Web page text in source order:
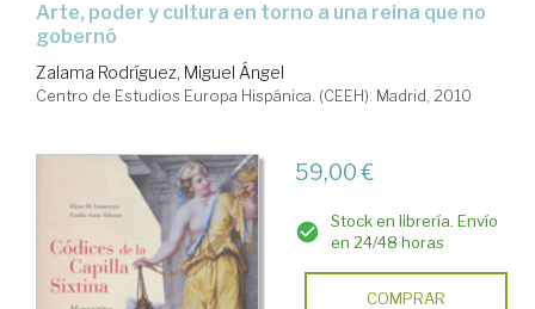
arte, poder y cultura en torno a una reina que no
gobernó
Zalama Rodríguez, Miguel Ángel
Centro de Estudios Europa Hispánica. (CEEH). Madrid, 2010
59,00 €
Stock en librería. Envío
en 24/48 horas
COMPRAR